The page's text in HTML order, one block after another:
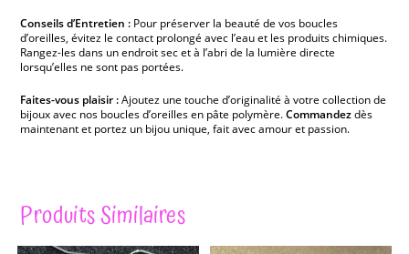
Conseils d’Entretien : Pour préserver la beauté de vos boucles
d’oreilles, évitez le contact prolongé avec l’eau et les produits chimiques.
Rangez-les dans un endroit sec et à l’abri de la lumière directe
lorsqu’elles ne sont pas portées.
Faites-vous plaisir :Ajoutez une touche d’originalité à votre collection de
bijoux avec nos boucles d’oreilles en pâte polymère.Commandezdès
maintenant et portez un bijou unique, fait avec amour et passion.
Produits Similaires